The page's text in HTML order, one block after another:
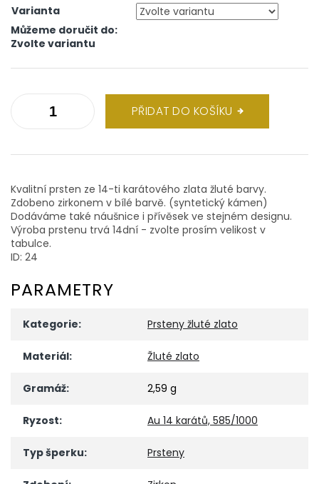
cena:
Varianta
Můžeme doručit do:
Zvolte variantu
PŘIDAT DO KOŠÍKU
Kvalitní prsten ze 14-ti karátového zlata žluté barvy.
Zdobeno zirkonem v bílé barvě. (syntetický kámen)
Dodáváme také náušnice i přívěsek ve stejném designu.
Výroba prstenu trvá 14dní - zvolte prosím velikost v
tabulce.
ID: 24
PARAMETRY
Kategorie: Prsteny žluté zlato
Materiál: Žluté zlato
Gramáž: 2,59 g
Ryzost: Au 14 karátů, 585/1000
Typ šperku: Prsteny